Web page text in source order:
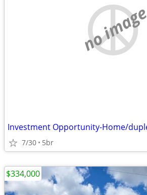
no image
7/30 5br
$334,000